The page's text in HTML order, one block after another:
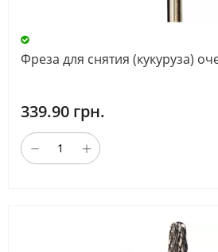
Фреза для снятия (кукуруза)
339.90 грн.